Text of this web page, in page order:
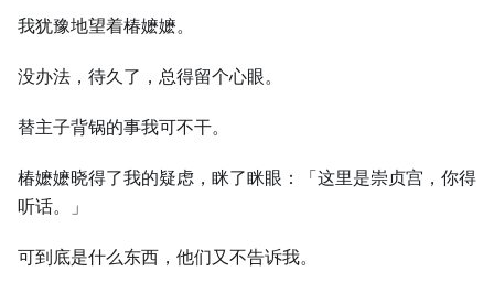
我犹豫地望着椿嬷嬷。
没办法，待久了，总得留个心眼。
替主子背锅的事我可不干。
椿嬷嬷晓得了我的疑虑，眯了眯眼：「这里是崇贞宫，你得
听话。」
可到底是什么东西，他们又不告诉我。